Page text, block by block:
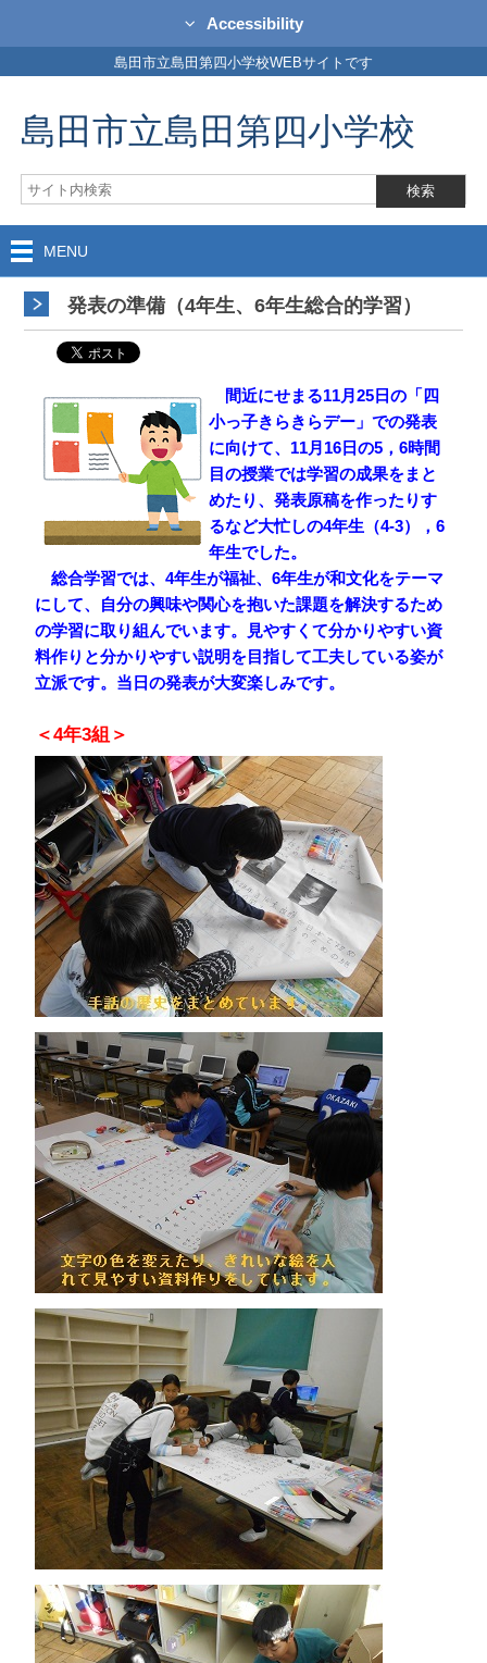
Accessibility
島田市立島田第四小学校WEBサイトです
島田市立島田第四小学校
MENU
発表の準備（4年生、6年生総合的学習）
間近にせまる11月25日の「四
小っ子きらきらデー」での発表
に向けて、11月16日の5，6時間
目の授業では学習の成果をまと
めたり、発表原稿を作ったりす
るなど大忙しの4年生（4-3），6
年生でした。
総合学習では、4年生が福祉、6年生が和文化をテーマ
にして、自分の興味や関心を抱いた課題を解決するため
の学習に取り組んでいます。見やすくて分かりやすい資
料作りと分かりやすい説明を目指して工夫している姿が
立派です。当日の発表が大変楽しみです。
＜4年3組＞